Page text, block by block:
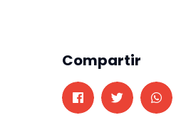
Compartir